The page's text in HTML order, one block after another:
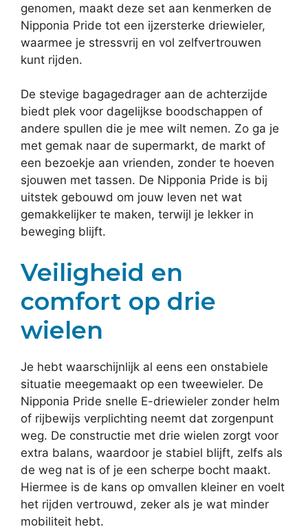
genomen, maakt deze set aan kenmerken de
Nipponia Pride tot een ijzersterke driewieler,
waarmee je stressvrij en vol zelfvertrouwen
kunt rijden.
De stevige bagagedrager aan de achterzijde
biedt plek voor dagelijkse boodschappen of
andere spullen die je mee wilt nemen. Zo ga je
met gemak naar de supermarkt, de markt of
een bezoekje aan vrienden, zonder te hoeven
sjouwen met tassen. De Nipponia Pride is bij
uitstek gebouwd om jouw leven net wat
gemakkelijker te maken, terwijl je lekker in
beweging blijft.
Veiligheid en
comfort op drie
wielen
Je hebt waarschijnlijk al eens een onstabiele
situatie meegemaakt op een tweewieler. De
Nipponia Pride snelle E-driewieler zonder helm
of rijbewijs verplichting neemt dat zorgenpunt
weg. De constructie met drie wielen zorgt voor
extra balans, waardoor je stabiel blijft, zelfs als
de weg nat is of je een scherpe bocht maakt.
Hiermee is de kans op omvallen kleiner en voelt
het rijden vertrouwd, zeker als je wat minder
mobiliteit hebt.